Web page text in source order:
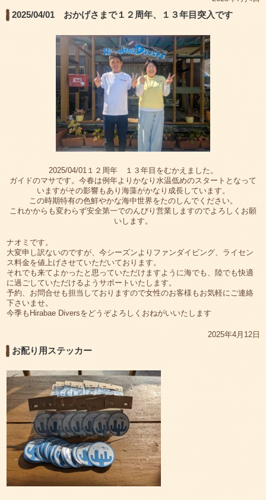
2025/04/01 おかげさまで１２周年、１３年目突入です
2025/04/01１２周年 １３年目をむかえました。
ガイドのマサです。今春は例年よりかなり水温低めのスタートとなって
いますがその影響もあり海藻がかなり成長しています。
この時期特有の色鮮やかな海中世界をたのしんでください。
これかからも変わらず安全第一でのんびり営業しますのでよろしくお願
いします。
ナオミです。
大変申し訳ないのですが、今シーズンよりファンダイビング、ライセン
ス料金を値上げさせていただいております。
それでも来てよかったと思っていただけますように海でも、陸でも快適
に過ごしていただけるようサポートいたします。
予約、お問合せも担当しておりますので女性のお客様もお気軽にご連絡
下さいませ。
今季もHirabae Diversをどうぞよろしくおねがいいたします
2025年4月12日
お配り用ステッカー